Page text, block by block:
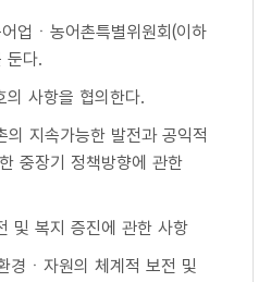
업ㆍ농어촌특별위원회(이하
둔다.
의 사항을 협의한다.
의 지속가능한 발전과 공익적
중장기 정책방향에 관한
및 복지 증진에 관한 사항
경ㆍ자원의 체계적 보전 및